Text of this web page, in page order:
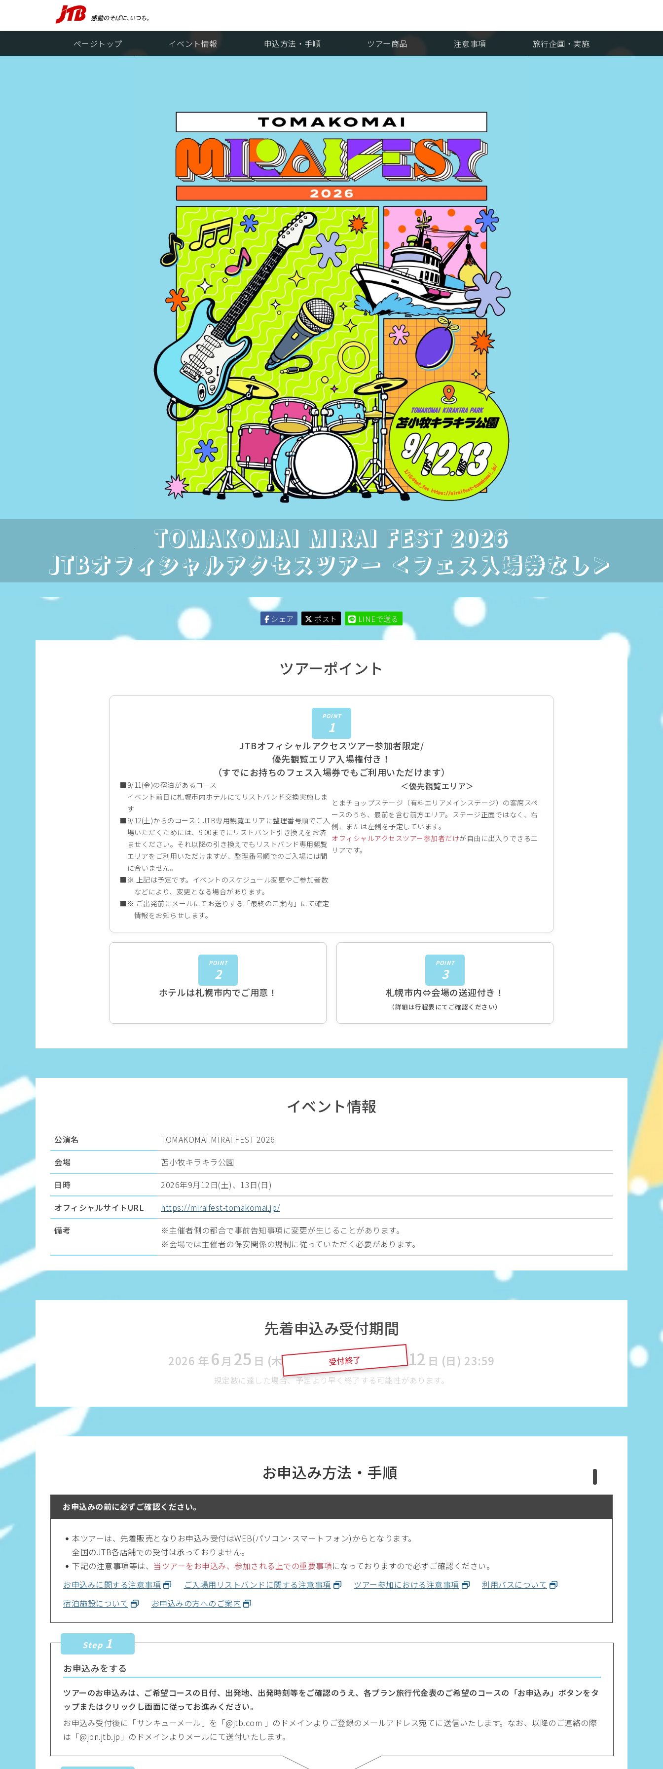
ページトップ イベント情報 申込方法・手順 ツアー商品 注意事項 旅行企画・実施
TOMAKOMAI MIRAI FEST 2026
JTBオフィシャルアクセスツアー ＜フェス入場券なし＞
シェア ポスト LINEで送る
ツアーポイント
POINT
1
JTBオフィシャルアクセスツアー参加者限定/
優先観覧エリア入場権付き！
（すでにお持ちのフェス入場券でもご利用いただけます）
9/11(金)の宿泊があるコース
イベント前日に札幌市内ホテルにてリストバンド交換実施しま
す
9/12(土)からのコース：JTB専用観覧エリアに整理番号順でご入
場いただくためには、9:00までにリストバンド引き換えをお済
ませください。それ以降の引き換えでもリストバンド専用観覧
エリアをご利用いただけますが、整理番号順でのご入場には間
に合いません。
上記は予定です。イベントのスケジュール変更やご参加者数
などにより、変更となる場合があります。
ご出発前にメールにてお送りする「最終のご案内」にて確定
情報をお知らせします。
＜優先観覧エリア＞
とまチョップステージ（有料エリアメインステージ）の客席スペ
ースのうち、最前を含む前方エリア。ステージ正面ではなく、右
側、または左側を予定しています。
オフィシャルアクセスツアー参加者だけが自由に出入りできるエ
リアです。
POINT
2
ホテルは札幌市内でご用意！
POINT
3
札幌市内⇔会場の送迎付き！
（詳細は行程表にてご確認ください）
イベント情報
公演名
TOMAKOMAI MIRAI FEST 2026
会場
苫小牧キラキラ公園
日時
2026年9月12日(土)、13日(日)
オフィシャルサイトURL
https://miraifest-tomakomai.jp/
備考
主催者側の都合で事前告知事項に変更が生じることがあります。
会場では主催者の保安関係の規制に従っていただく必要があります。
先着申込み受付期間
2026 年6 月 25 日 (木)12:00 〜 2026 月12 日 (日) 23:59
受付終了
規定数に達した場合、予定より早く終了する可能性があります。
お申込み方法・手順
お申込みの前に必ずご確認ください。
本ツアーは、先着販売となりお申込み受付はWEB(パソコン･スマートフォン)からとなります。
全国のJTB各店舗での受付は承っておりません。
下記の注意事項等は、 当ツアーをお申込み、参加される上での重要事項になっておりますので必ずご確認ください。
お申込みに関する注意事項
ご入場用リストバンドに関する注意事項 ツアー参加における注意事項
利用バスについて
宿泊施設について
お申込みの方へのご案内
Step 1
お申込みをする
ツアーのお申込みは、ご希望コースの日付、出発地、出発時刻等をご確認のうえ、各プラン旅行代金表のご希望のコースの「お申込み」ボタンをタ
ップまたはクリックし画面に従ってお進みください。
お申込み受付後に「サンキューメール」を「@jtb.com 」のドメインよりご登録のメールアドレス宛てに送信いたします。なお、以降のご連絡の際
は「@jbn.jtb.jp」のドメインよりメールにて送付いたします。